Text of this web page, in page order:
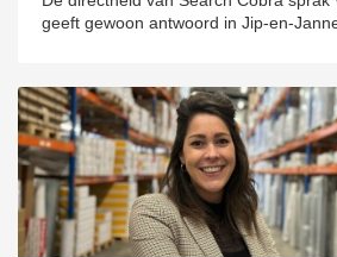
geeft gewoon antwoord in Jip-en-
van